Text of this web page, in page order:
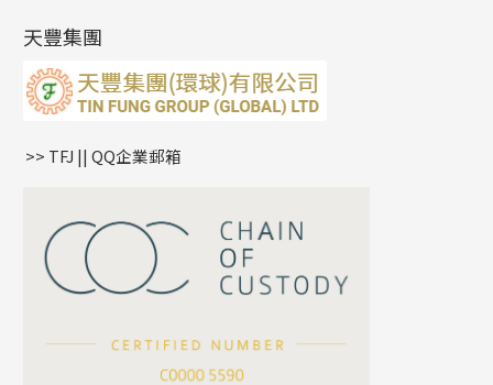
公司名稱
雙十字鏈系列
蛇骨鏈系列
鏈尾系列
嘴唇鏈系列
S車花鏈系列
珍珠鏈系列
坦克鏈系列
滿天星鏈系列
方假繩鏈系列
耳環扣系列
耳環爪頭
耳環
字母吊墜
項鏈吊墜
生肖吊墜
星座吊墜
珠扣
天豐集團
>> TFJ || QQ企業郵箱